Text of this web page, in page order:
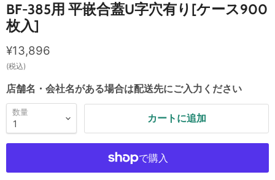
BF-385用 平嵌合蓋U字穴有り[ケース900
枚入]
現在の価格
¥13,896
(税込)
店舗名・会社名がある場合は配送先にご入力ください
数量
カートに追加